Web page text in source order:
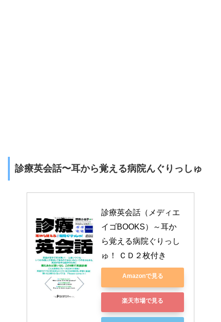
診療英会話〜耳から覚える病院んぐりっしゅ
診療英会話（メディエ
イゴBOOKS）～耳か
ら覚える病院ぐりっし
ゅ！ ＣＤ２枚付き
Amazonで見る
楽天市場で見る